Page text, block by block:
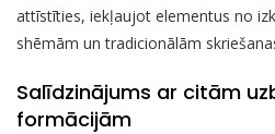
attīstīties, iekļaujot elementus no
shēmām un tradicionālām
Salīdzinājums ar citām
formācijām